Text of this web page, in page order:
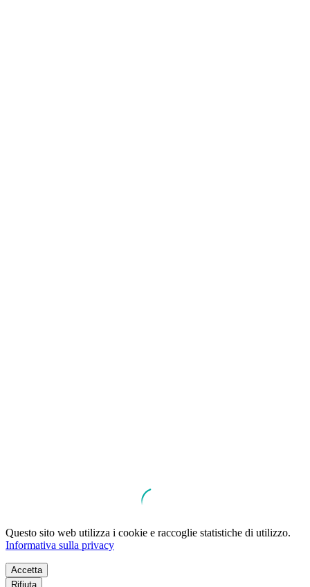
Questo sito web utilizza i cookie e raccoglie statistiche di utilizzo.
Informativa sulla privacy